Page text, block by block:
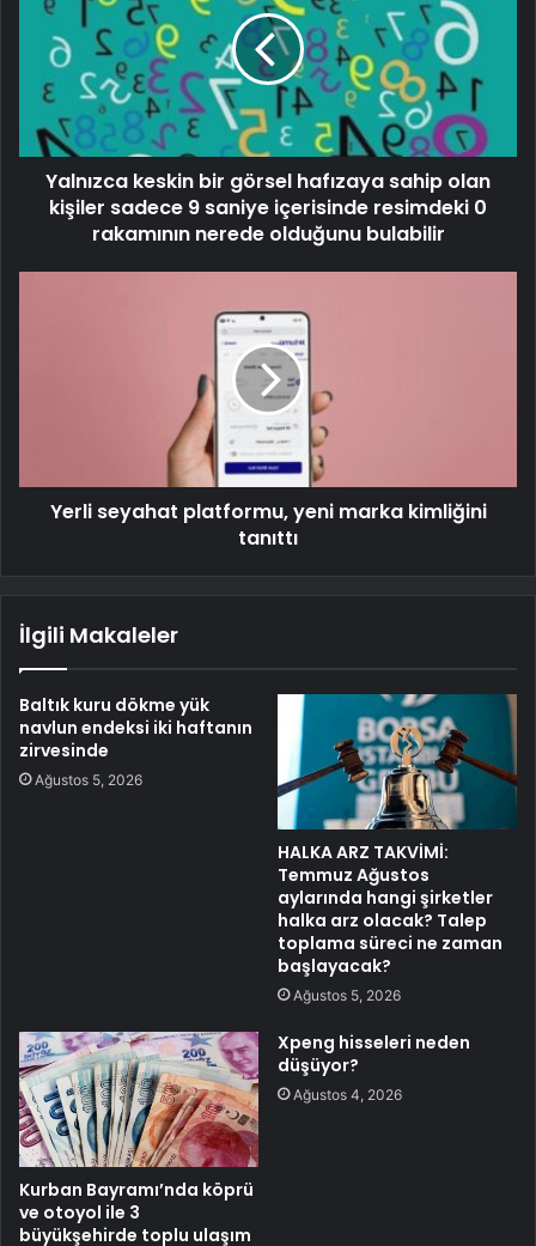
Yalnızca keskin bir görsel hafızaya sahip olan
kişiler sadece 9 saniye içerisinde resimdeki 0
rakamının nerede olduğunu bulabilir
Yerli seyahat platformu, yeni marka kimliğini
tanıttı
İlgili Makaleler
Baltık kuru dökme yük
navlun endeksi iki haftanın
zirvesinde
Ağustos 5, 2026
HALKA ARZ TAKVİMİ:
Temmuz Ağustos
aylarında hangi şirketler
halka arz olacak? Talep
toplama süreci ne zaman
başlayacak?
Ağustos 5, 2026
Kurban Bayramı’nda köprü
ve otoyol ile 3
büyükşehirde toplu ulaşım
Xpeng hisseleri neden
düşüyor?
Ağustos 4, 2026